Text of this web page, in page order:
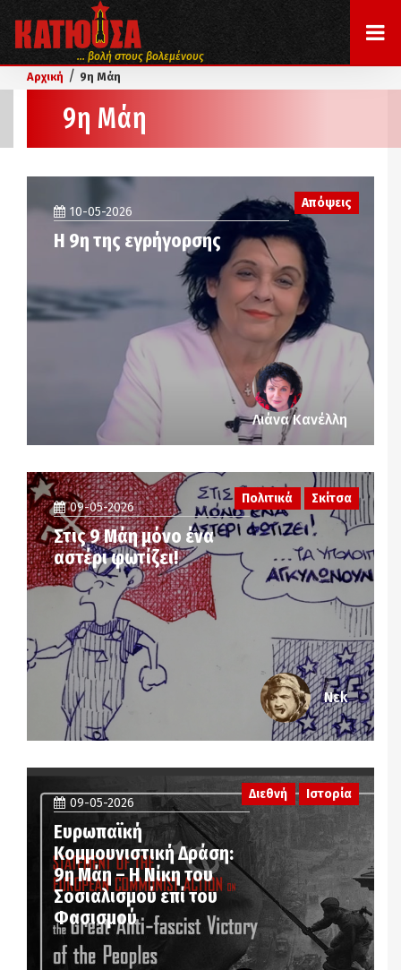
... βολή στους βολεμένους
Αρχική / 9η Μάη
9η Μάη
Απόψεις
10-05-2026
Η 9η της εγρήγορσης
Λιάνα Κανέλλη
09-05-2026
Στις 9 Μάη μόνο ένα
αστέρι φωτίζει!
Πολιτικά Σκίτσα
Νεk
09-05-2026
Ευρωπαϊκή
Κομμουνιστική Δράση:
9η Μάη – Η Νίκη του
Σοσιαλισμού επί του
Φασισμού
Διεθνή Ιστορία